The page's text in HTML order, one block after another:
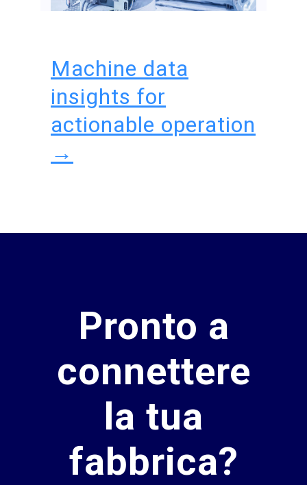
Machine data
insights for
actionable operation
→
Pronto a
connettere
la tua
fabbrica?